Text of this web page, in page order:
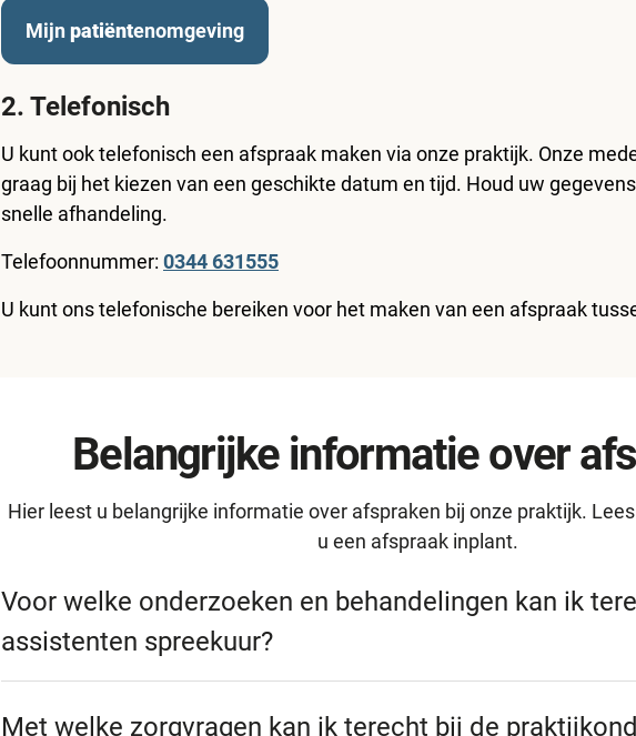
Mijnpatiëntenomgeving
2. Telefonisch
U kunt ook telefonisch een afspraak maken via onze praktijk. Onze
graag bij het kiezen van een geschikte datum en tijd. Houd uw
snelle afhandeling.
Telefoonnummer: 0344 631555
U kunt ons telefonische bereiken voor het maken van een afspraak
Belangrijke informatie over
Hier leest u belangrijke informatie over afspraken bij onze praktijk.
u een afspraak inplant.
Voor welke onderzoeken en behandelingen kan ik
assistenten spreekuur?
onderzoeken en behandelingen, zoals:
Met welke zorgvragen kan ik terecht bij de